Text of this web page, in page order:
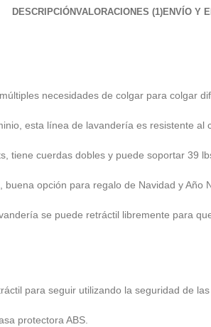
DESCRIPCIÓNVALORACIONES (1)ENVÍO Y
necesidades de colgar para colgar
esta línea de lavandería es resistente al
tiene cuerdas dobles y puede soportar 39
opción para regalo de Navidad y Año
se puede retráctil libremente para
para seguir utilizando la seguridad de
protectora ABS.